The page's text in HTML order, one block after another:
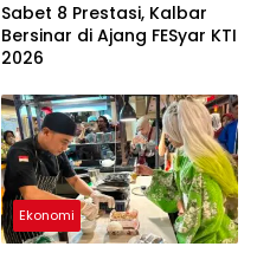
Sabet 8 Prestasi, Kalbar
Bersinar di Ajang FESyar KTI
2026
Ekonomi